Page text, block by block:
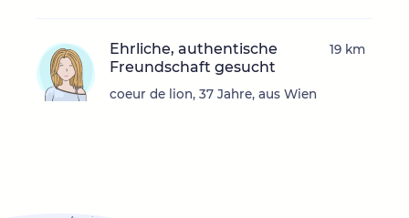
Ehrliche, authentische
Freundschaft gesucht
coeur de lion, 37 Jahre, aus Wien
19 km